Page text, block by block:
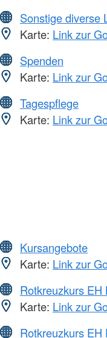
Sonstige diverse
Karte: Link zur
Spenden
Karte: Link zur
Tagespflege
Karte: Link zur
Kursangebote
Karte: Link zur
Rotkreuzkurs EH
Karte: Link zur
Rotkreuzkurs